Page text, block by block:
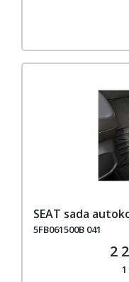
SEAT sada
5FB061500B 041
2
1